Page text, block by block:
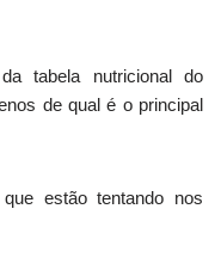
tabela nutricional do
de qual é o principal
estão tentando nos